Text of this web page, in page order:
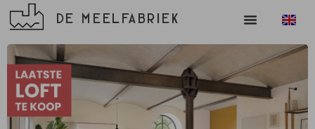
DE MEELFABRIEK